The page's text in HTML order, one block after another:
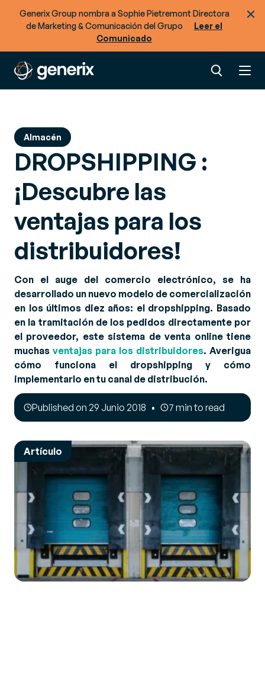
Generix Group nombra a Sophie Pietremont Directora
de Marketing & Comunicación del Grupo
Leer el
Comunicado
Almacén
DROPSHIPPING :
¡Descubre las
ventajas para los
distribuidores!
Con el auge del comercio electrónico, se ha
desarrollado un nuevo modelo de comercialización
en los últimos diez años: el dropshipping. Basado
en la tramitación de los pedidos directamente por
el proveedor, este sistema de venta online tiene
muchas ventajas para los distribuidores. Averigua
cómo funciona el dropshipping y cómo
implementarlo en tu canal de distribución.
Published on 29 Junio 2018 7 min to read
Artículo
¿Está preparado para optimizar el flujo de
mercancías y datos en su cadena de